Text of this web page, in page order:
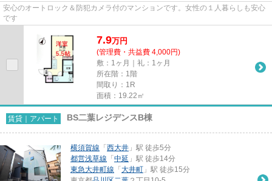
安心のオートロック＆防犯カメラ付のマンションです。女性の１人暮らしも安心
です
7.9万円
(管理費・共益費 4,000円)
敷：1ヶ月｜礼：1ヶ月
所在階：1階
間取り：1R
面積：19.22㎡
賃貸｜アパート BS二葉レジデンスB棟
横須賀線 「 西大井 」駅 徒歩5分
都営浅草線 「 中延 」駅 徒歩14分
東急大井町線 「 大井町 」駅 徒歩15分